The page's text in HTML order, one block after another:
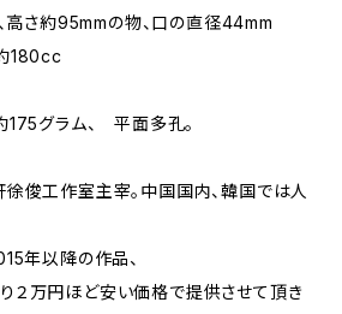
高さ約95mmの物、口の直径44mm
180cc
グラム、 平面多孔。
徐俊工作室主宰。中国国内、韓国では人
年以降の作品、
２万円ほど安い価格で提供させて頂き